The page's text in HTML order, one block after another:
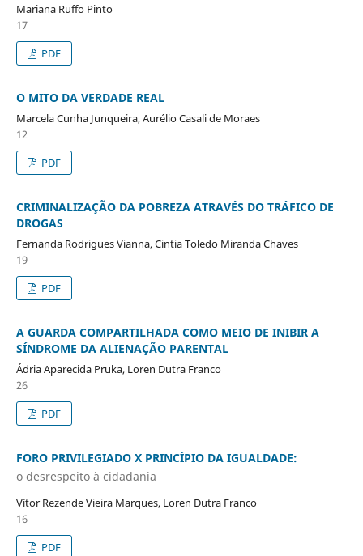
Mariana Ruffo Pinto
17
PDF
O MITO DA VERDADE REAL
Marcela Cunha Junqueira, Aurélio Casali de Moraes
12
PDF
CRIMINALIZAÇÃO DA POBREZA ATRAVÉS DO TRÁFICO DE
DROGAS
Fernanda Rodrigues Vianna, Cintia Toledo Miranda Chaves
19
PDF
A GUARDA COMPARTILHADA COMO MEIO DE INIBIR A
SÍNDROME DA ALIENAÇÃO PARENTAL
Ádria Aparecida Pruka, Loren Dutra Franco
26
PDF
FORO PRIVILEGIADO X PRINCÍPIO DA IGUALDADE:
o desrespeito à cidadania
Vítor Rezende Vieira Marques, Loren Dutra Franco
16
PDF